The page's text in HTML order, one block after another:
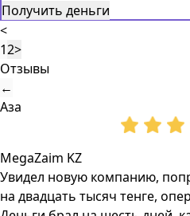
Получить деньги
<
12>
Отзывы
←
Аза
MegaZaim KZ
Увидел новую компанию,
на двадцать тысяч тенге,